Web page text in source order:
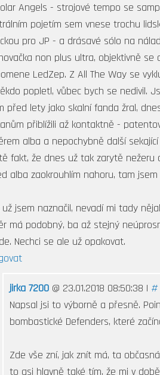
Angels - strojové tempo se
pojetím sem vnese trochu
pro JP - a drásavé sólo na
non plus ultra, objektivně
LedZep. Z All The Way se
popletl, vůbec bych se nedivil.
před lety jako skalní fanda žral,
přiblížili až kontaktně -
alba a nepochybně další
fakt, že dnes už tak zarytě nežeru
alba zaokrouhlím nahoru, tam
jsem naznačil, nevadí mi tady
má podobný, ba až stejný
Nechci se ale už opakovat.
jirka 7200@ 23.01.2018 08:50:38 | #
Napsal jsi to výborně a přesně.
bombastické Defenders, které
Zde vše zní, jak znít má, ta
to asi hlavně také tím, že mi v